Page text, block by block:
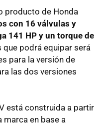
producto de Honda
con 16 válvulas y
141 HP y un torque de
podrá equipar será
para la versión de
las dos versiones
está construida a partir
en base a